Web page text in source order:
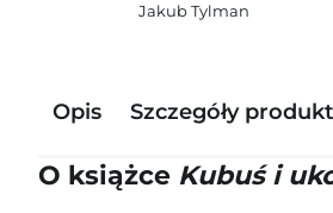
Jakub Tylman
Opis Szczegóły
O książce Kubuś i